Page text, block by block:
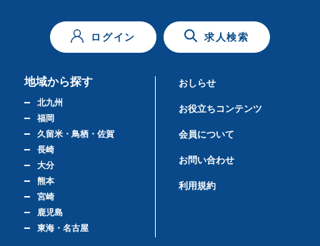
ログイン 求人検索
地域から探す
北九州
福岡
久留米・鳥栖・佐賀
長崎
大分
熊本
宮崎
鹿児島
東海・名古屋
おしらせ
お役立ちコンテンツ
会員について
お問い合わせ
利用規約